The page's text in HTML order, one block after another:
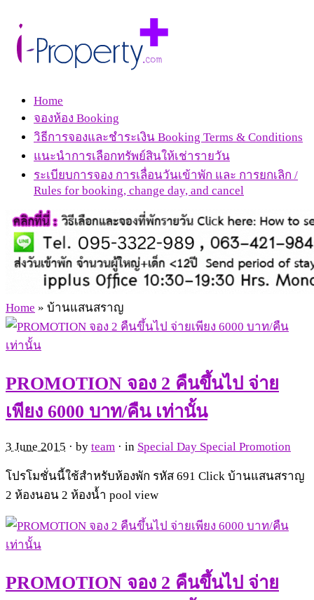
Home
จองห้อง Booking
วิธีการจองและชำระเงิน Booking Terms & Conditions
แนะนำการเลือกทรัพย์สินให้เช่ารายวัน
ระเบียบการจอง การเลื่อนวันเข้าพัก และ การยกเลิก /
Rules for booking, change day, and cancel
Home » บ้านแสนสราญ
PROMOTION จอง 2 คืนขึ้นไป จ่าย
เพียง 6000 บาท/คืน เท่านั้น
3 June 2015 · by team · in Special Day Special Promotion
โปรโมชั่นนี้ใช้สำหรับห้องพัก รหัส 691 Click บ้านแสนสราญ
2 ห้องนอน 2 ห้องน้ำ pool view
PROMOTION จอง 2 คืนขึ้นไป จ่าย